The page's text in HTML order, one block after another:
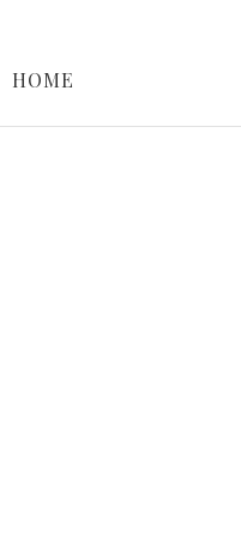
HOME